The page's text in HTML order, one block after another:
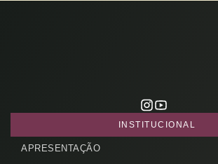
INSTITUCIONAL
APRESENTAÇÃO
CADASTRE-SE
receba notícias da Fundação José
Silveira em seu e-mail.